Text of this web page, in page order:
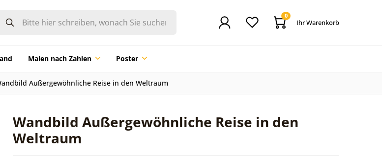
0
Ihr Warenkorb
Malen nach Zahlen Poster
Außergewöhnliche Reise in den Weltraum
Wandbild Außergewöhnliche Reise in den
Weltraum